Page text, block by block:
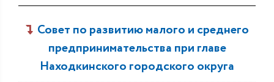
Совет по развитию малого и среднего
предпринимательства при главе
Находкинского городского округа